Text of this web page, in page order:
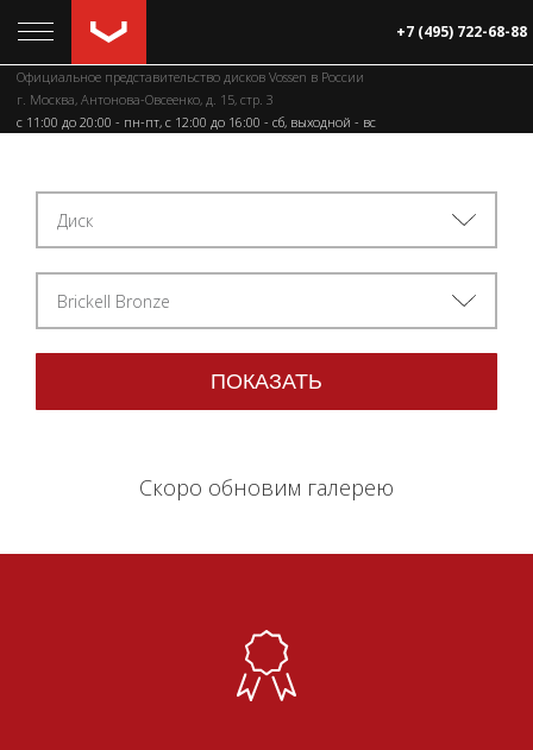
+7 (495) 722-68-88
Официальное представительство дисков Vossen в России
г. Москва, Антонова-Овсеенко, д. 15, стр. 3
c 11:00 до 20:00 - пн-пт, с 12:00 до 16:00 - сб, выходной - вс
Диск
Brickell Bronze
Скоро обновим галерею